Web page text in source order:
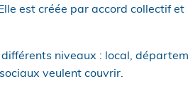
est créée par accord collectif
niveaux : local,
veulent couvrir.